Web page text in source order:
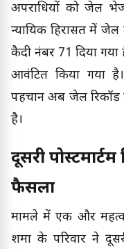
अपराधियों को जेल
न्यायिक हिरासत में जेल
कैदी नंबर 71 दिया
आवंटित किया गया
पहचान अब जेल
है।
दूसरी
फैसला
मामले में एक और
शर्मा के परिवार ने